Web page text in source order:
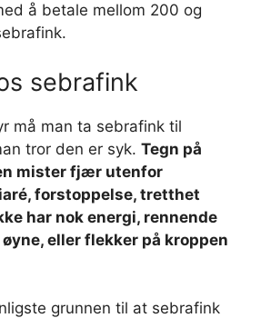
å betale mellom 200 og
sebrafink
må man ta sebrafink til
tror den er syk. Tegn på
mister fjær utenfor
forstoppelse, tretthet
har nok energi, rennende
eller flekker på kroppen
grunnen til at sebrafink